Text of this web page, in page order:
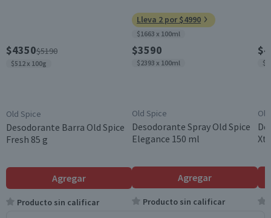
$4350$5190
$512 x 100g
Old Spice
Desodorante Barra Old Spice
Fresh 85 g
Agregar
Producto sin calificar
Lleva 2 por $4990
$1663 x 100ml
$3590
$2393 x 100ml
Old Spice
Desodorante Spray Old Spice
Elegance 150 ml
Agregar
Producto sin calificar